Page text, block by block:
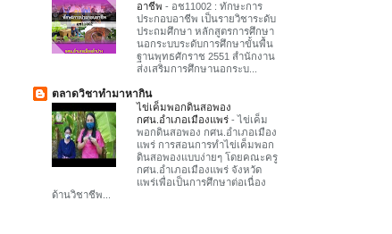
อาชีพ - อช11002 : ทักษะการ
ประกอบอาชีพ เป็นรายวิชาระดับ
ประถมศึกษา หลักสูตรการศึกษา
นอกระบบระดับการศึกษาขั้นพื้น
ฐานพุทธศักราช 2551 สำนักงาน
ส่งเสริมการศึกษานอกระบ...
ตลาดวิชาทำมาหากิน
ไข่เค็มพอกดินสอพอง
กศน.อำเภอเมืองแพร่ -ไข่เค็ม
พอกดินสอพอง กศน.อำเภอเมือง
แพร่ การสอนการทำไข่เค็มพอก
ดินสอพองแบบง่ายๆ โดยคณะครู
กศน.อำเภอเมืองแพร่ จังหวัด
แพร่เพื่อเป็นการศึกษาต่อเนื่อง
ด้านวิชาชีพ...